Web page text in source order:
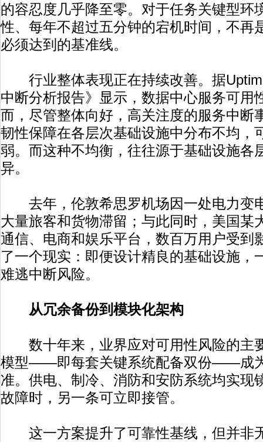
的容忍度几乎降至零。对于任务关键型环
性、每年不超过五分钟的宕机时间，不再
必须达到的基准线。
行业整体表现正在持续改善。据
中断分析报告》显示，数据中心服务可用
而，尽管整体向好，高关注度的服务中断
韧性保障在各层次基础设施中分布不均，
弱。而这种不均衡，往往源于基础设施各
异。
去年，伦敦希思罗机场因一处电力变
大量旅客和货物滞留；与此同时，美国某
通信、电商和娱乐平台，数百万用户受到
了一个现实：即便设计精良的基础设施，
难逃中断风险。
从冗余备份到模块化架构
数十年来，业界应对可用性风险的主
模型——即每套关键系统配备双份——成
准。供电、制冷、消防和安防系统均实现
故障时，另一条可立即接管。
这一方案提升了可靠性基线，但并非